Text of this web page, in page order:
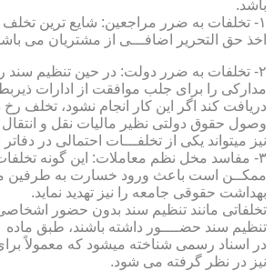
باشد.
۱- تخلفات به ضرر مراجعین: شایع ترین
اخذ حق التحریر اضافـــی از مشتریان می
۲- تخلفات به ضرر دولت: در حین تنظیم سند
مدارکی را برای جلب موافقت از ادارات
دریافت کند اگر این کار انجام نشود، تخلف
وصول حقوق دولتی نظیر مالیات نقل و
نیز میتواند یکی از تخلفـــات احتمالی در
۳- مفاسد مخل نظم معاملات: این گونه
ممکــن است باعث ورود خسارت به طرفین
بهداشت حقوقی جامعه را نیز تهدید نماید.
تخلفاتی مانند تنظیم سند بدون حضور اشخاصی
در اسناد رسمی شناخته میشود که معمولاً
نیز در نظر گرفته می شود.